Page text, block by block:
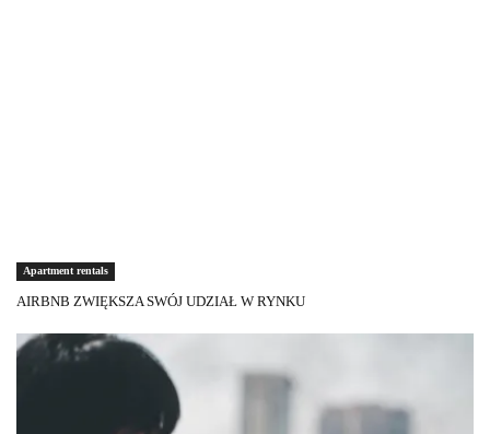
Apartment rentals
AIRBNB ZWIĘKSZA SWÓJ UDZIAŁ W RYNKU